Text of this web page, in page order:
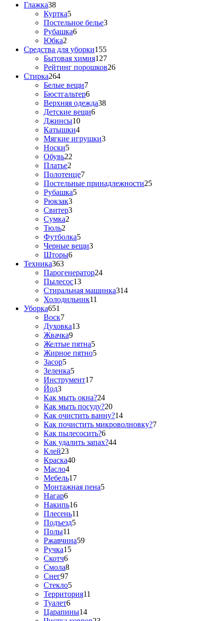
Глажка38
Куртка5
Постельное белье3
Рубашка6
Юбка2
Средства для уборки155
Бытовая химия127
Рейтинг порошков26
Стирка264
Белые вещи7
Бюстгальтер6
Верхняя одежда38
Детские вещи6
Джинсы10
Катышки4
Мягкие игрушки3
Носки5
Обувь22
Платье2
Полотенце7
Постельные принадлежности25
Рубашка5
Рюкзак3
Свитер3
Сумка2
Тюль2
Футболка5
Черные вещи3
Шторы6
Техника363
Парогенератор24
Пылесос13
Стиральная машинка314
Холодильник11
Уборка651
Воск7
Духовка13
Жвачка9
Желтые пятна5
Жирное пятно5
Засор5
Зеленка5
Инструмент17
Йод3
Как мыть окна?24
Как мыть посуду?20
Как очистить ванну?14
Как почистить микроволновку?7
Как пылесосить?6
Как удалить запах?44
Клей23
Краска40
Масло4
Мебель17
Монтажная пена5
Нагар6
Накипь16
Плесень11
Подъезд5
Полы11
Ржавчина59
Ручка15
Скотч6
Смола8
Снег97
Стекло5
Территория11
Туалет6
Царапины14